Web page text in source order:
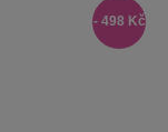
- 498 Kč